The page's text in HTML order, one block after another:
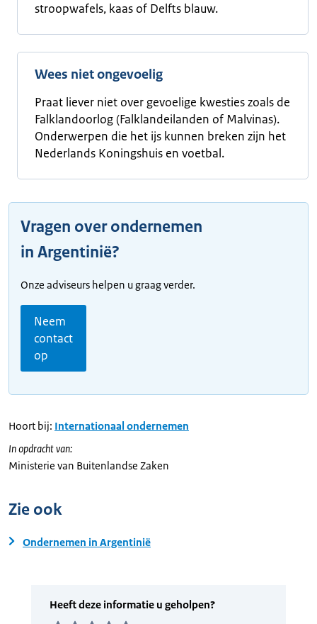
stroopwafels, kaas of Delfts blauw.
Wees niet ongevoelig
Praat liever niet over gevoelige kwesties zoals de
Falklandoorlog (Falklandeilanden of Malvinas).
Onderwerpen die het ijs kunnen breken zijn het
Nederlands Koningshuis en voetbal.
Vragen over ondernemen
in Argentinië?
Onze adviseurs helpen u graag verder.
Neem
contact
op
Hoort bij: Internationaal ondernemen
In opdracht van:
Ministerie van Buitenlandse Zaken
Zie ook
Ondernemen in Argentinië